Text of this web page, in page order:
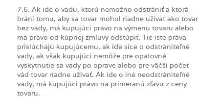
7.6. Ak ide o vadu, ktorú nemožno odstrániť a ktorá
bráni tomu, aby sa tovar mohol riadne užívať ako tovar
bez vady, má kupujúci právo na výmenu tovaru alebo
má právo od kúpnej zmluvy odstúpiť. Tie isté práva
prislúchajú kupujúcemu, ak ide síce o odstrániteľné
vady, ak však kupujúci nemôže pre opätovné
vyskytnutie sa vady po oprave alebo pre väčší počet
vád tovar riadne užívať. Ak ide o iné neodstrániteľné
vady, má kupujúci právo na primeranú zľavu z ceny
tovaru.